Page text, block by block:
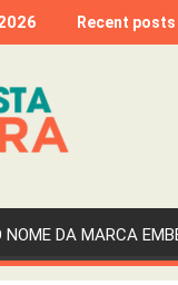
Recent posts
NOME DA MARCA